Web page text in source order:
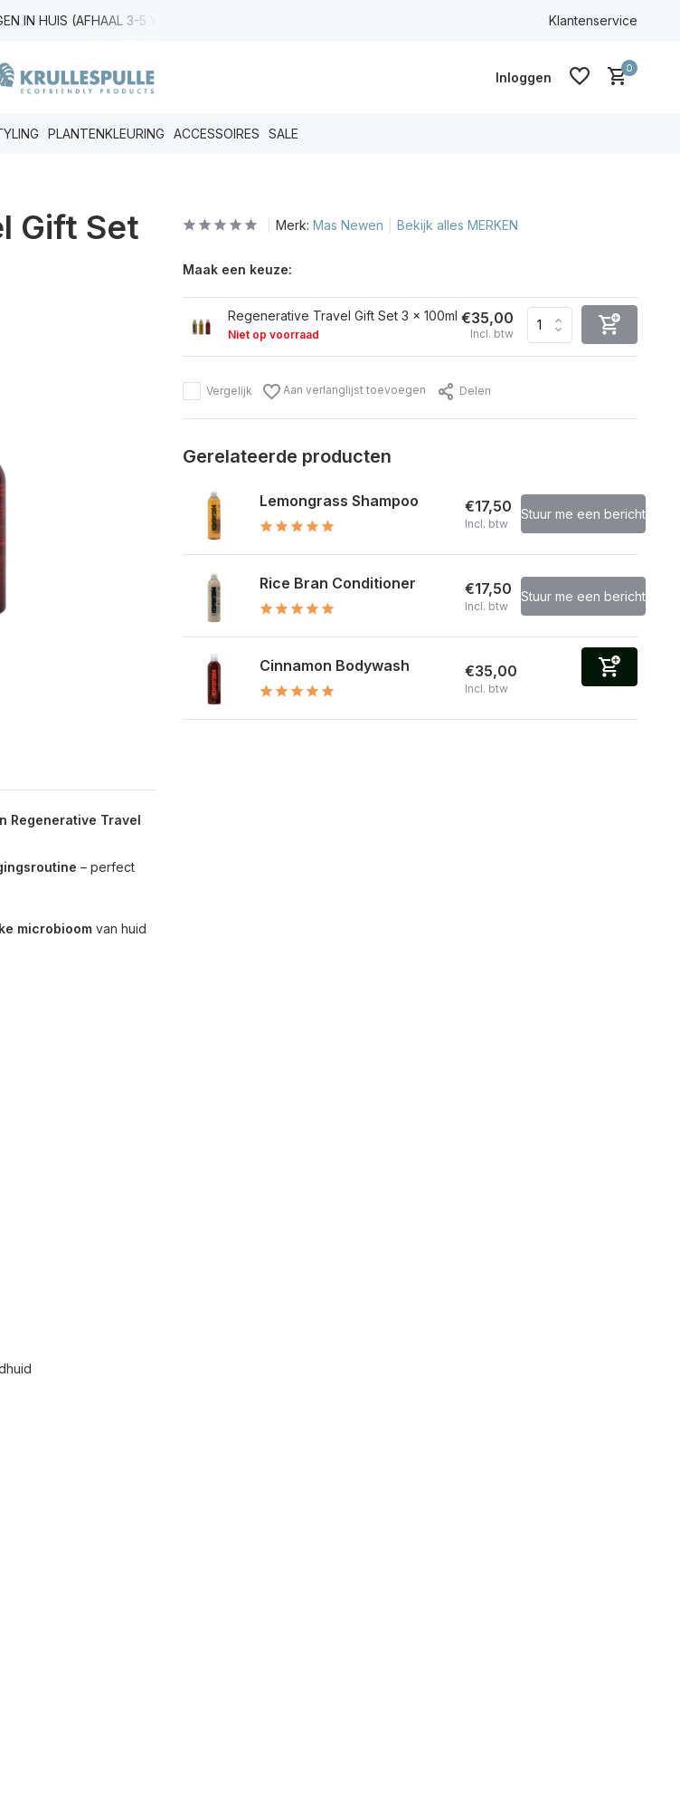
IN HUIS (AFHAAL 3-5 WERKDAGEN) Klantenservice
Inloggen
0
PLANTENKLEURING ACCESSOIRES SALE
Gift Set
Regenerative Travel
– perfect
microbioom van huid
Merk: Mas Newen Bekijk alles MERKEN
Maak een keuze:
Regenerative Travel Gift Set 3 x 100ml
Niet op voorraad
€35,00
Incl. btw
Vergelijk Aan verlanglijst toevoegen Delen
Gerelateerde producten
Lemongrass Shampoo €17,50
Incl. btw
Stuur me een bericht
Rice Bran Conditioner €17,50
Incl. btw
Stuur me een bericht
Cinnamon Bodywash €35,00
Incl. btw